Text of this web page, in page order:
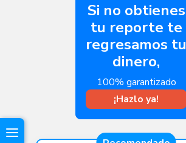
Si no obtienes
tu reporte te
regresamos tu
dinero,
100% garantizado
¡Hazlo ya!